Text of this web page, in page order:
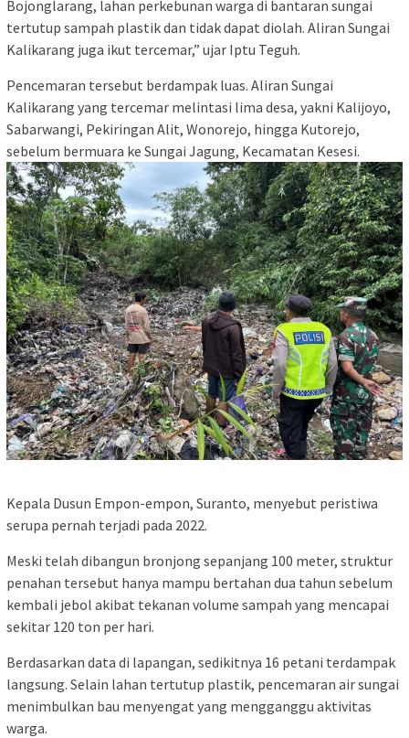
Bojonglarang, lahan perkebunan warga di bantaran sungai
tertutup sampah plastik dan tidak dapat diolah. Aliran Sungai
Kalikarang juga ikut tercemar,” ujar Iptu Teguh.
Pencemaran tersebut berdampak luas. Aliran Sungai
Kalikarang yang tercemar melintasi lima desa, yakni Kalijoyo,
Sabarwangi, Pekiringan Alit, Wonorejo, hingga Kutorejo,
sebelum bermuara ke Sungai Jagung, Kecamatan Kesesi.
Kepala Dusun Empon-empon, Suranto, menyebut peristiwa
serupa pernah terjadi pada 2022.
Meski telah dibangun bronjong sepanjang 100 meter, struktur
penahan tersebut hanya mampu bertahan dua tahun sebelum
kembali jebol akibat tekanan volume sampah yang mencapai
sekitar 120 ton per hari.
Berdasarkan data di lapangan, sedikitnya 16 petani terdampak
langsung. Selain lahan tertutup plastik, pencemaran air sungai
menimbulkan bau menyengat yang mengganggu aktivitas
warga.